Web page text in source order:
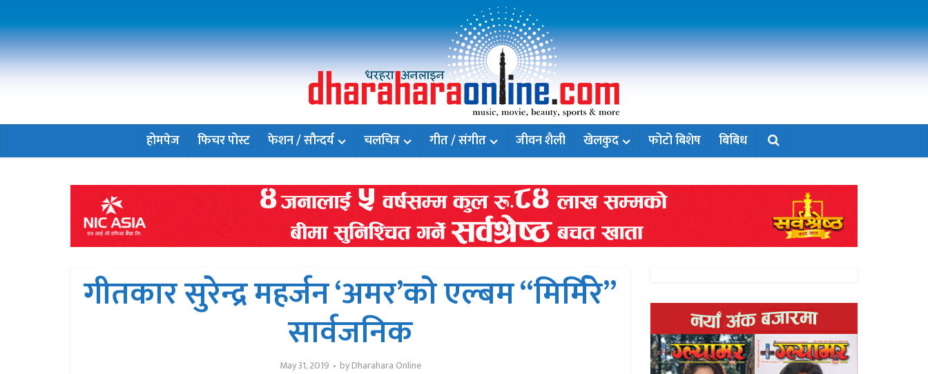
होमपेज फिचर पोस्ट फेशन / सौन्दर्य चलचित्र गीत / संगीत जीवन शैली खेलकुद फोटो बिशेष बिबिध
गीतकार सुरेन्द्र महर्जन ‘अमर’को एल्बम “मिर्मिरे”
सार्वजनिक
May 31, 2019 byDharahara Online